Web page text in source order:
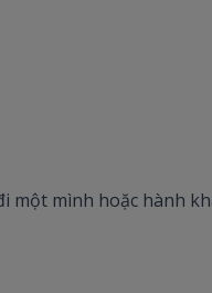
một mình hoặc hành